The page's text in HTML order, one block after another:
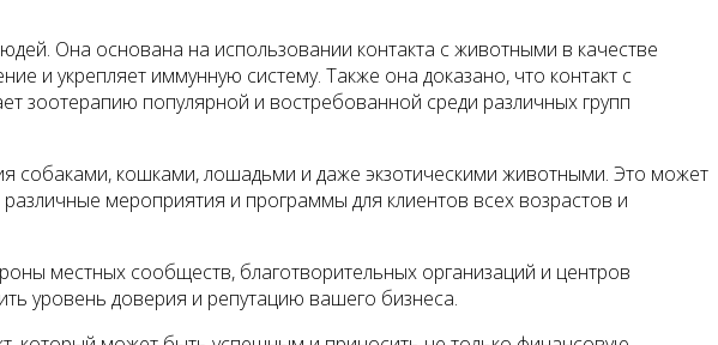
Она основана на использовании контакта с животными в качестве
и укрепляет иммунную систему. Также она доказано, что контакт с
зоотерапию популярной и востребованной среди различных групп
собаками, кошками, лошадьми и даже экзотическими животными. Это может
мероприятия и программы для клиентов всех возрастов и
местных сообществ, благотворительных организаций и центров
уровень доверия и репутацию вашего бизнеса.